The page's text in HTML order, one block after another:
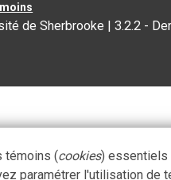
de Sherbrooke |3.2.2 -
témoins (cookies) essentiels
paramétrer l'utilisation de